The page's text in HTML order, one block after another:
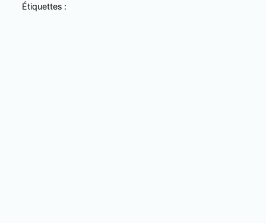
Étiquettes :